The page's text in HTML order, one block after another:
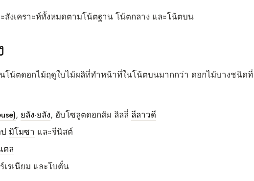
สังเคราะห์ทั้งหมดตามโน้ตฐาน โน้ตกลาง และโน้ตบน
โน้ตดอกไม้ฤดูใบไม้ผลิที่ทำหน้าที่ในโน้ตบนมากกว่า ดอกไม้บางชนิดที่
, ยลัง-ยลัง, อับโซลูตดอกส้ม ลิลลี่ลีลาวดี
มิโมซา และจีนิสต์
ตล
เรเนียม และโบตั๋น